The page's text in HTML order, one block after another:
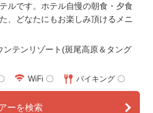
ルです。ホテル自慢の朝食・夕食
、どなたにもお楽しみ頂けるメニ
ンテンリゾート(斑尾高原＆タング
WiFi 〇 バイキング 〇
ーを検索